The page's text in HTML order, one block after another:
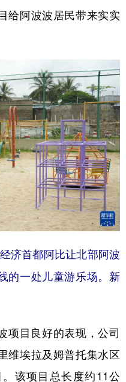
给阿波波居民带来实实
首都阿比让北部阿波
的一处儿童游乐场。新
目良好的表现，公司
维埃拉及姆普托集水区
该项目总长度约11公